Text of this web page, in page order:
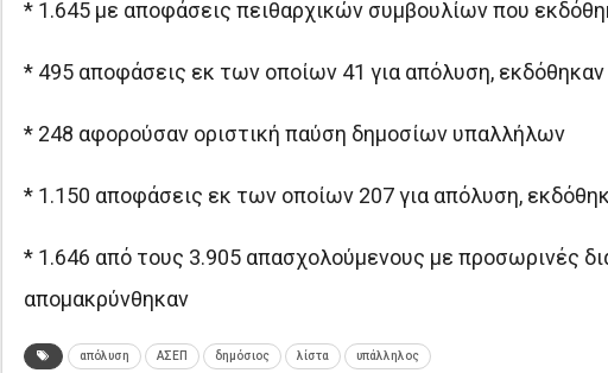
* 1.645 με αποφάσεις πειθαρχικών συμβουλίων που
* 495 αποφάσεις εκ των οποίων 41 για απόλυση,
* 248 αφορούσαν οριστική παύση δημοσίων υπαλλήλων
* 1.150 αποφάσεις εκ των οποίων 207 για απόλυση,
* 1.646 από τους 3.905 απασχολούμενους με προσωρινές
απομακρύνθηκαν
απόλυση ΑΣΕΠ δημόσιος λίστα υπάλληλος